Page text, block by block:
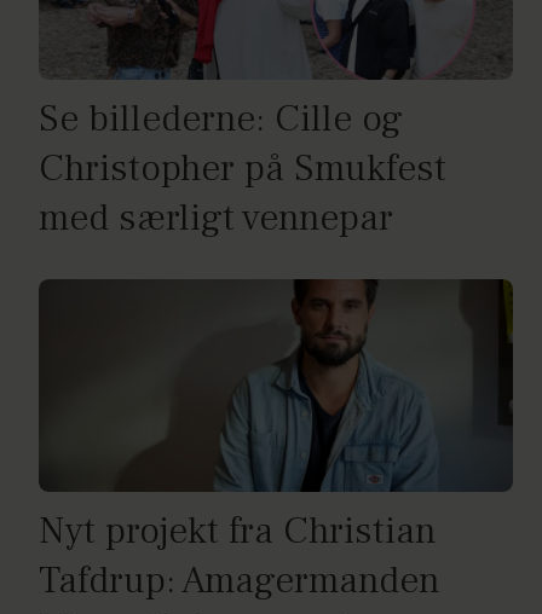
Se billederne: Cille og
Christopher på Smukfest
med særligt vennepar
Nyt projekt fra Christian
Tafdrup: Amagermanden